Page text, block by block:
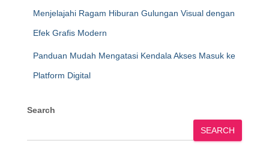
Menjelajahi Ragam Hiburan Gulungan Visual dengan
Efek Grafis Modern
Panduan Mudah Mengatasi Kendala Akses Masuk ke
Platform Digital
Search
SEARCH